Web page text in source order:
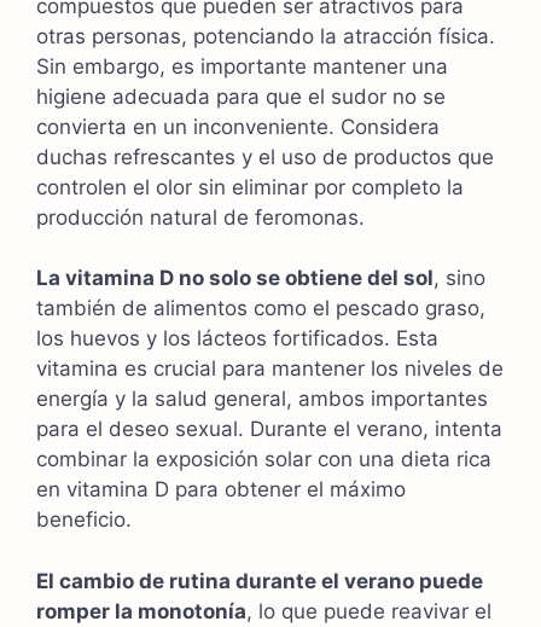
compuestos que pueden ser atractivos para
otras personas, potenciando la atracción física.
Sin embargo, es importante mantener una
higiene adecuada para que el sudor no se
convierta en un inconveniente. Considera
duchas refrescantes y el uso de productos que
controlen el olor sin eliminar por completo la
producción natural de feromonas.
La vitamina D no solo se obtiene del sol, sino
también de alimentos como el pescado graso,
los huevos y los lácteos fortificados. Esta
vitamina es crucial para mantener los niveles de
energía y la salud general, ambos importantes
para el deseo sexual. Durante el verano, intenta
combinar la exposición solar con una dieta rica
en vitamina D para obtener el máximo
beneficio.
El cambio de rutina durante el verano puede
romper la monotonía, lo que puede reavivar el